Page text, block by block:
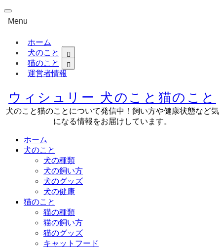
Menu
ホーム
犬のこと
猫のこと
運営者情報
ウィシュリー 犬のこと猫のこと
犬のこと猫のことについて発信中！飼い方や健康状態など気
になる情報をお届けしています。
ホーム
犬のこと
犬の種類
犬の飼い方
犬のグッズ
犬の健康
猫のこと
猫の種類
猫の飼い方
猫のグッズ
キャットフード